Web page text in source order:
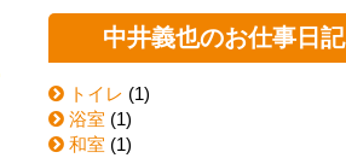
中井義也のお仕事日記
トイレ (1)
浴室 (1)
和室 (1)